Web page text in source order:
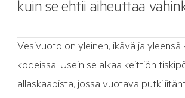
kuin se ehtii aiheuttaa
Vesivuoto on yleinen, ikävä ja yleensä
kodeissa. Usein se alkaa keittiön
allaskaapista, jossa vuotava